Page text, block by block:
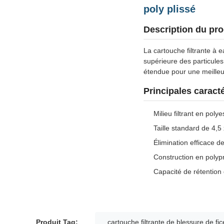
poly plissé
Description du
La cartouche filtrante à
supérieure des
étendue pour une
Principales
Milieu filtrant en
Taille standard de
Élimination efficace
Construction en
Capacité de
Produit Tag: cartouche filtrante de blessure de